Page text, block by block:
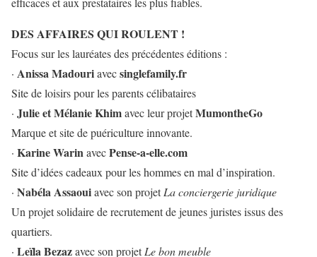
DES AFFAIRES QUI ROULENT !
Focus sur les lauréates des précédentes éditions :
· Anissa Madouriavecsinglefamily.fr
Site de loisirs pour les parents célibataires
· Julie et Mélanie Khimavec leur projetMumontheGo
Marque et site de puériculture innovante.
· Karine WarinavecPense-a-elle.com
Site d’idées cadeaux pour les hommes en mal d’inspiration.
· Nabéla Assaouiavec son projetLa conciergerie juridique
Un projet solidaire de recrutement de jeunes juristes issus des
quartiers.
· Leïla Bezazavec son projetLe bon meuble